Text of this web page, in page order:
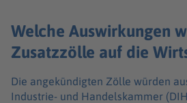
Welche Auswirkungen
Zusatzzölle auf die
Die angekündigten Zölle würden
Industrie- und Handelskammer